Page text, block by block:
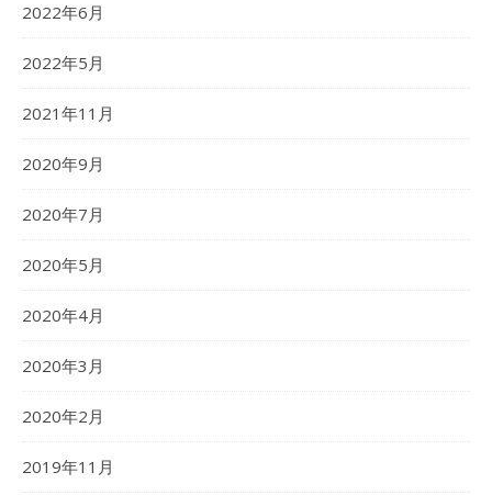
2022年6月
2022年5月
2021年11月
2020年9月
2020年7月
2020年5月
2020年4月
2020年3月
2020年2月
2019年11月